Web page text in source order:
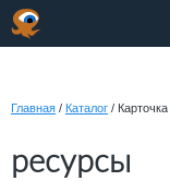
Главная / Каталог /
ресурсы